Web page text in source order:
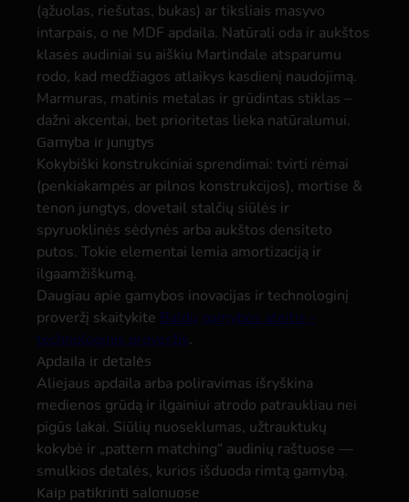
(ąžuolas, riešutas, bukas) ar tiksliais masyvo
intarpais, o ne MDF apdaila. Natūrali oda ir aukštos
klasės audiniai su aiškiu Martindale atsparumu
rodo, kad medžiagos atlaikys kasdienį naudojimą.
Marmuras, matinis metalas ir grūdintas stiklas –
dažni akcentai, bet prioritetas lieka natūralumui.
Gamyba ir jungtys
Kokybiški konstrukciniai sprendimai: tvirti rėmai
(penkiakampės ar pilnos konstrukcijos), mortise &
tenon jungtys, dovetail stalčių siūlės ir
spyruoklinės sėdynės arba aukštos densiteto
putos. Tokie elementai lemia amortizaciją ir
ilgaamžiškumą.
Daugiau apie gamybos inovacijas ir technologinį
proveržį skaitykite Baldų gamybos ateitis –
technologinis proveržis.
Apdaila ir detalės
Aliejaus apdaila arba poliravimas išryškina
medienos grūdą ir ilgainiui atrodo patraukliau nei
pigūs lakai. Siūlių nuoseklumas, užtrauktukų
kokybė ir „pattern matching“ audinių raštuose —
smulkios detalės, kurios išduoda rimtą gamybą.
Kaip patikrinti salonuose